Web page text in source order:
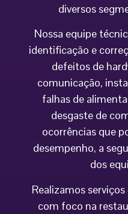
diversos
Nossa equipe
identificação e
defeitos de
comunicação,
falhas de
desgaste de
ocorrências que
desempenho, a
dos
Realizamos
com foco na